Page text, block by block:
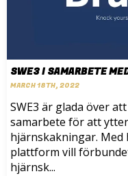
SWE3 I SAMARBETE
MARCH 18TH, 2022
SWE3 är glada över
samarbete för att
hjärnskakningar. Med
plattform vill
hjärnsk...